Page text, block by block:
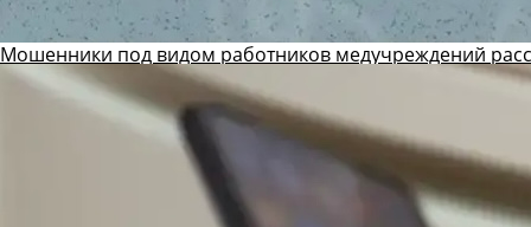
Мошенники под видом работников медучреждений